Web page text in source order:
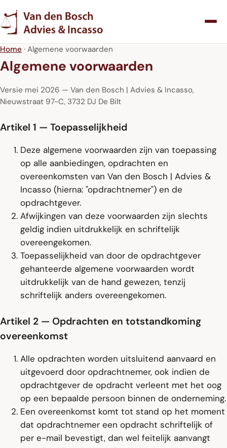
Home · Algemene voorwaarden
Algemene voorwaarden
Versie mei 2026 — Van den Bosch | Advies & Incasso,
Nieuwstraat 97-C, 3732 DJ De Bilt
Artikel 1 — Toepasselijkheid
Deze algemene voorwaarden zijn van toepassing
op alle aanbiedingen, opdrachten en
overeenkomsten van Van den Bosch | Advies &
Incasso (hierna: "opdrachtnemer") en de
opdrachtgever.
Afwijkingen van deze voorwaarden zijn slechts
geldig indien uitdrukkelijk en schriftelijk
overeengekomen.
Toepasselijkheid van door de opdrachtgever
gehanteerde algemene voorwaarden wordt
uitdrukkelijk van de hand gewezen, tenzij
schriftelijk anders overeengekomen.
Artikel 2 — Opdrachten en totstandkoming
overeenkomst
Alle opdrachten worden uitsluitend aanvaard en
uitgevoerd door opdrachtnemer, ook indien de
opdrachtgever de opdracht verleent met het oog
op een bepaalde persoon binnen de onderneming.
Een overeenkomst komt tot stand op het moment
dat opdrachtnemer een opdracht schriftelijk of
per e-mail bevestigt, dan wel feitelijk aanvangt